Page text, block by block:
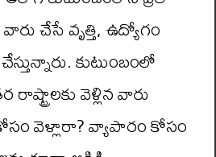
చేసే వృత్తి, ఉద్యోగం
కుటుంబంలో
వెళ్లిన వారు
వెళ్లారా? వ్యాపారం కోసం